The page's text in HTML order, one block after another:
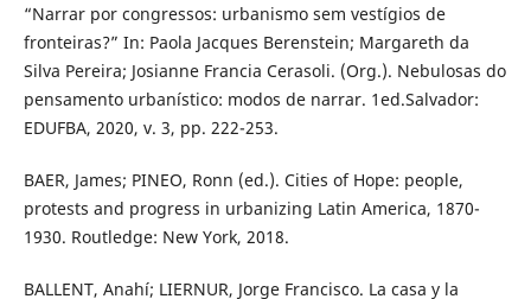
“Narrar por congressos: urbanismo sem vestígios de
fronteiras?” In: Paola Jacques Berenstein; Margareth da
Silva Pereira; Josianne Francia Cerasoli. (Org.). Nebulosas do
pensamento urbanístico: modos de narrar. 1ed.Salvador:
EDUFBA, 2020, v. 3, pp. 222-253.
BAER, James; PINEO, Ronn (ed.). Cities of Hope: people,
protests and progress in urbanizing Latin America, 1870-
1930. Routledge: New York, 2018.
BALLENT, Anahí; LIERNUR, Jorge Francisco. La casa y la